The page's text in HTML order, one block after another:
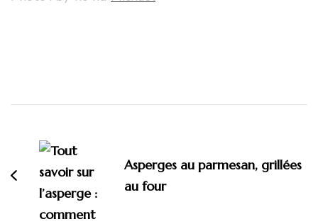
d'article
Asperges au parmesan, grillées
au four